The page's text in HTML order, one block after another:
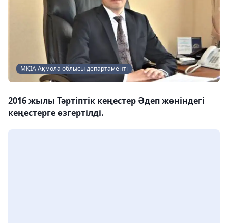
МҚІА Ақмола облысы департаменті
2016 жылы Тәртіптік кеңестер Әдеп жөніндегі
кеңестерге өзгертілді.